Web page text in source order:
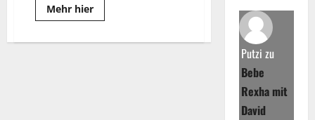
Mehr hierRead
more
Connor Putzi zu
Bebe
Rexha mit
David